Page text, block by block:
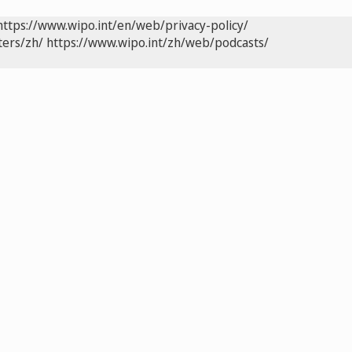
www.wipo.int/en/web/privacy-policy/
zh/ https://www.wipo.int/zh/web/podcasts/